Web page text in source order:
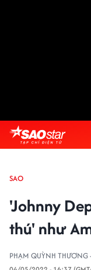
SAO
'Johnny
thú' như
PHẠM QUỲNH THƯƠNG